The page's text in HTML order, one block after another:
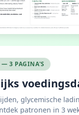
— 3 PAGINA'S
glycemische
patronen in 3